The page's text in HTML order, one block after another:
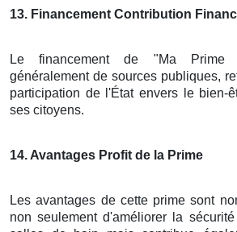
13. Financement Contribution
Le financement de "Ma Prime
généralement de sources publiques,
participation de l'État envers le bien-
ses citoyens.
14. Avantages Profit de la Prime
Les avantages de cette prime sont
non seulement d'améliorer la